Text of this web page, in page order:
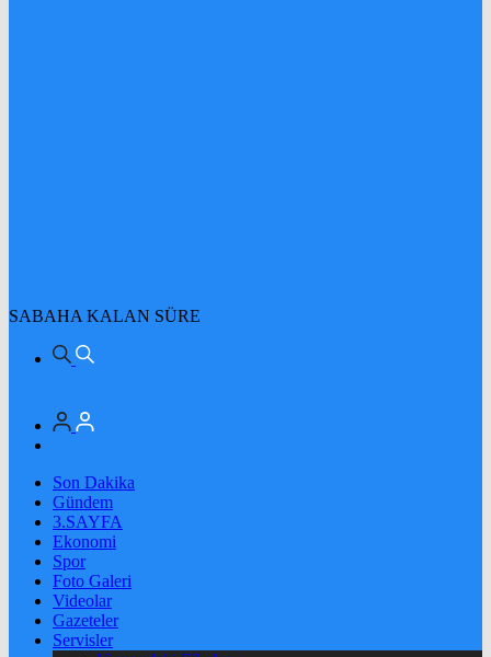
SABAHA KALAN SÜRE
Son Dakika
Gündem
3.SAYFA
Ekonomi
Spor
Foto Galeri
Videolar
Gazeteler
Servisler